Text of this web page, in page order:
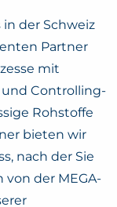
der Schweiz
Partner
mit
Controlling-
Rohstoffe
bieten wir
nach der Sie
von der MEGA-